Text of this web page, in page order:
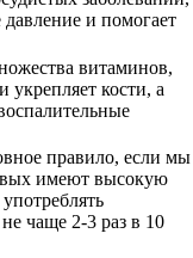
давление и помогает
витаминов,
кости, а
правило, если мы
имеют высокую
чаще 2-3 раз в 10